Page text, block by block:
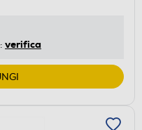
verifica